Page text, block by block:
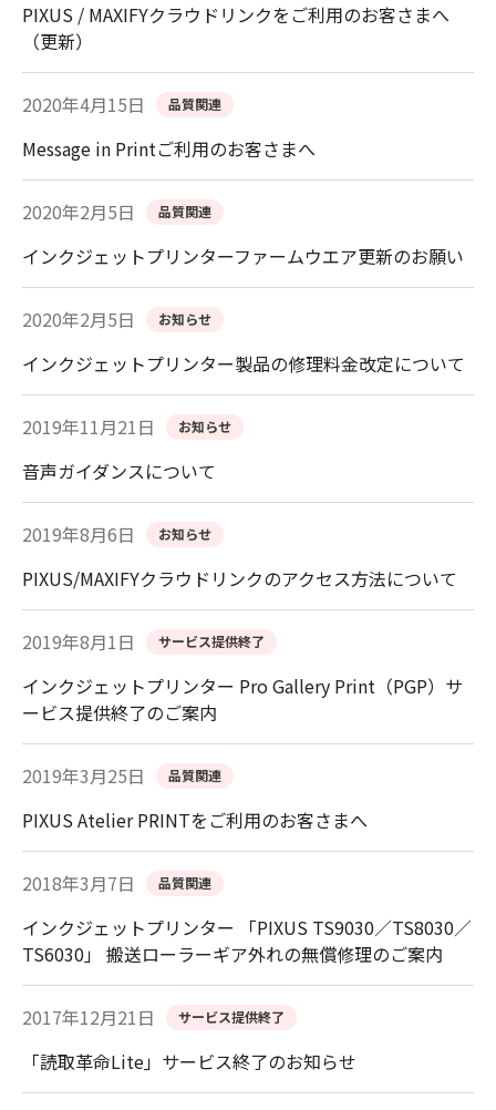
PIXUS / MAXIFYクラウドリンクをご利用のお客さまへ
（更新）
2020年4月15日 品質関連
Message in Printご利用のお客さまへ
2020年2月5日 品質関連
インクジェットプリンターファームウエア更新のお願い
2020年2月5日 お知らせ
インクジェットプリンター製品の修理料金改定について
2019年11月21日 お知らせ
音声ガイダンスについて
2019年8月6日 お知らせ
PIXUS/MAXIFYクラウドリンクのアクセス方法について
2019年8月1日 サービス提供終了
インクジェットプリンター Pro Gallery Print（PGP）サ
ービス提供終了のご案内
2019年3月25日 品質関連
PIXUS Atelier PRINTをご利用のお客さまへ
2018年3月7日 品質関連
インクジェットプリンター 「PIXUS TS9030／TS8030／
TS6030」 搬送ローラーギア外れの無償修理のご案内
2017年12月21日 サービス提供終了
「読取革命Lite」サービス終了のお知らせ